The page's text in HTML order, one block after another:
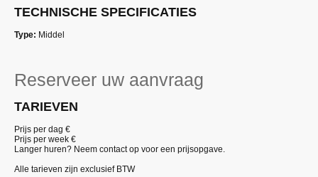
TECHNISCHE SPECIFICATIES
Type: Middel
Reserveer uw aanvraag
TARIEVEN
Prijs per dag €
Prijs per week €
Langer huren? Neem contact op voor een prijsopgave.
Alle tarieven zijn exclusief BTW